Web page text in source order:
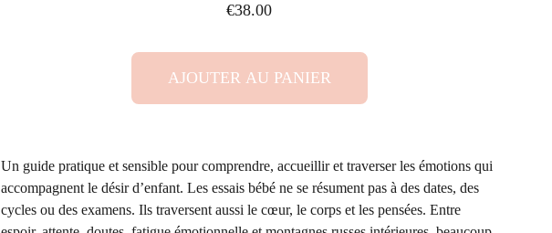
€38.00
AJOUTER AU PANIER
Un guide pratique et sensible pour comprendre, accueillir et traverser les émotions qui
accompagnent le désir d’enfant. Les essais bébé ne se résument pas à des dates, des
cycles ou des examens. Ils traversent aussi le cœur, le corps et les pensées. Entre